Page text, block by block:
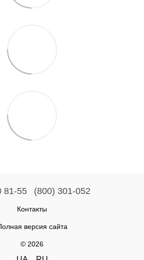
81-55 (800) 301-052
Контакты
версия сайта
© 2026